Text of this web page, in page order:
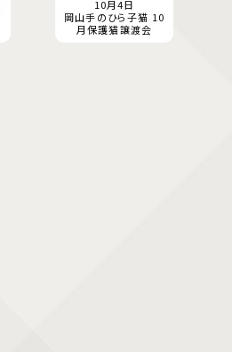
10月4日
岡山手のひら子猫 10
月保護猫譲渡会